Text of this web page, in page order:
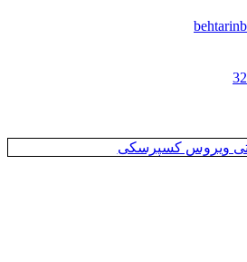
ویروس کسپرسکی